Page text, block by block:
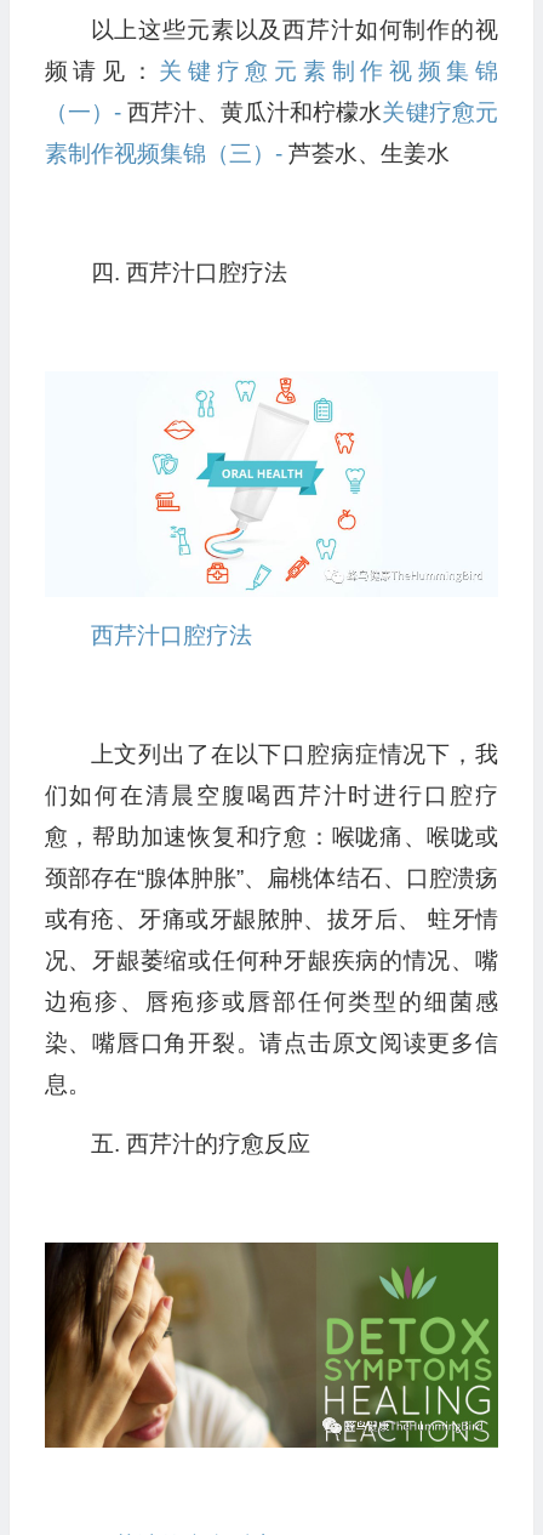
以上这些元素以及西芹汁如何制作的视
频请见： 关键疗愈元素制作视频集锦
（一）-西芹汁、黄瓜汁和柠檬水关键疗愈元
素制作视频集锦（三）-芦荟水、生姜水
四. 西芹汁口腔疗法
西芹汁口腔疗法
上文列出了在以下口腔病症情况下，我
们如何在清晨空腹喝西芹汁时进行口腔疗
愈，帮助加速恢复和疗愈：喉咙痛、喉咙或
颈部存在“腺体肿胀”、扁桃体结石、口腔溃疡
或有疮、牙痛或牙龈脓肿、拔牙后、 蛀牙情
况、牙龈萎缩或任何种牙龈疾病的情况、嘴
边疱疹、唇疱疹或唇部任何类型的细菌感
染、嘴唇口角开裂。请点击原文阅读更多信
息。
五. 西芹汁的疗愈反应